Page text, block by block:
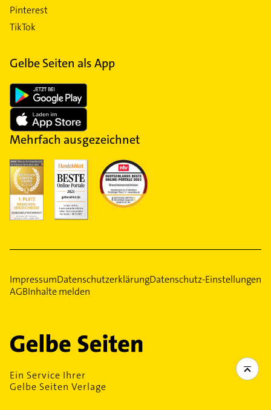
Pinterest
TikTok
Gelbe Seiten als App
Mehrfach ausgezeichnet
ImpressumDatenschutzerklärungDatenschutz-Einstellungen
AGBInhalte melden
Ein Service Ihrer
Gelbe Seiten Verlage